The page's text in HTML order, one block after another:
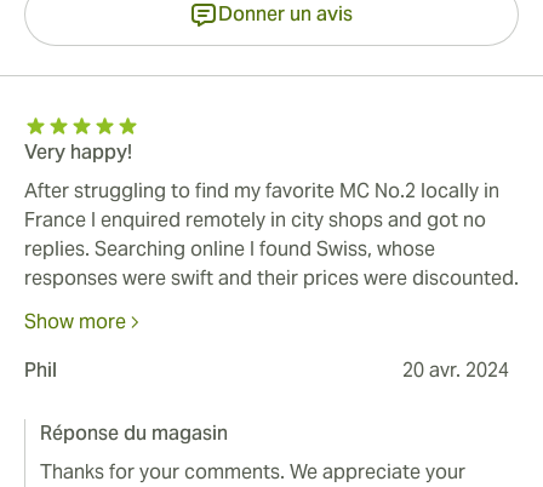
Donner un avis
Very happy!
After struggling to find my favorite MC No.2 locally in
France I enquired remotely in city shops and got no
replies. Searching online I found Swiss, whose
responses were swift and their prices were discounted.
Assuming this was too good to be true, I tested them
with a first delivery of only 3 cigars, which were
delivered within 2 weeks. Then I followed up with a
perfect. I’m very happy to have my favorites back in the
Show more
Phil
20 avr. 2024
Réponse du magasin
Thanks for your comments. We appreciate your